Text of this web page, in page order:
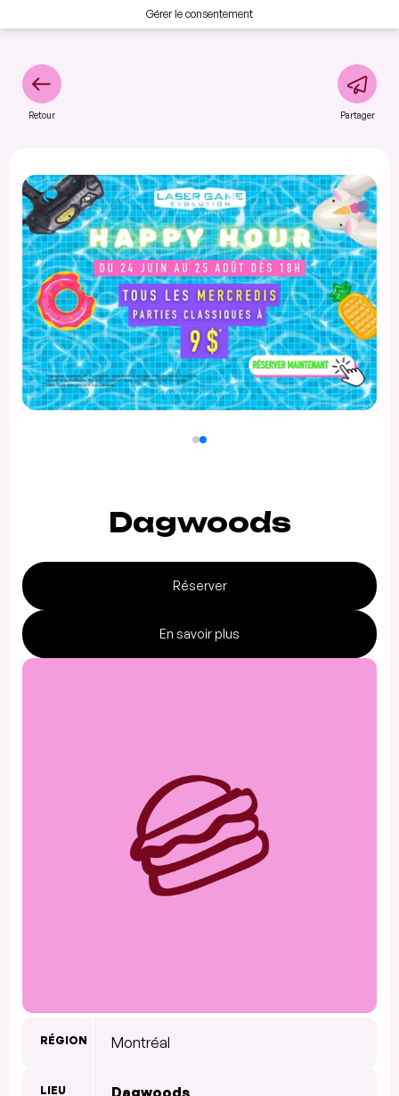
Gérer le consentement
Retour Partager
Dagwoods
Réserver
En savoir plus
RÉGION Montréal
LIEU